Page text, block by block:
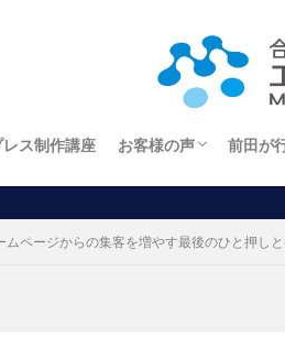
制作）
ス
レス制作講座 お客様の声
エステサロンオーナ
ホームページから
ブログから
アメブロから
前田が
【ホー
ムページからの集客を増やす最後のひと押しと